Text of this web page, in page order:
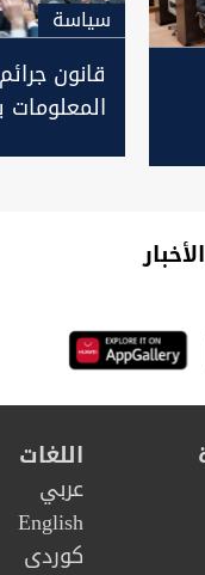
سیاسة
قانون جرائم
المعلومات
اللغات
عربي
English
كوردى